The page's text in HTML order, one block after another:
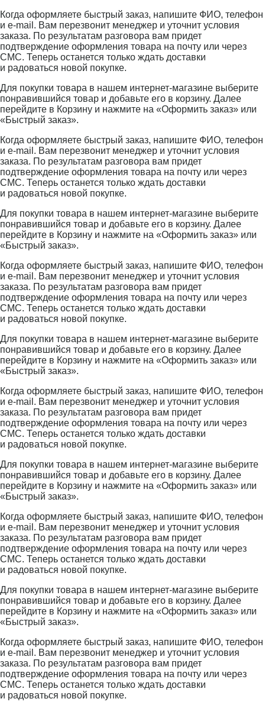
Когда оформляете быстрый заказ, напишите ФИО, телефон
и e-mail. Вам перезвонит менеджер и уточнит условия
заказа. По результатам разговора вам придет
подтверждение оформления товара на почту или через
СМС. Теперь останется только ждать доставки
и радоваться новой покупке.
Для покупки товара в нашем интернет-магазине выберите
понравившийся товар и добавьте его в корзину. Далее
перейдите в Корзину и нажмите на «Оформить заказ» или
«Быстрый заказ».
Когда оформляете быстрый заказ, напишите ФИО, телефон
и e-mail. Вам перезвонит менеджер и уточнит условия
заказа. По результатам разговора вам придет
подтверждение оформления товара на почту или через
СМС. Теперь останется только ждать доставки
и радоваться новой покупке.
Для покупки товара в нашем интернет-магазине выберите
понравившийся товар и добавьте его в корзину. Далее
перейдите в Корзину и нажмите на «Оформить заказ» или
«Быстрый заказ».
Когда оформляете быстрый заказ, напишите ФИО, телефон
и e-mail. Вам перезвонит менеджер и уточнит условия
заказа. По результатам разговора вам придет
подтверждение оформления товара на почту или через
СМС. Теперь останется только ждать доставки
и радоваться новой покупке.
Для покупки товара в нашем интернет-магазине выберите
понравившийся товар и добавьте его в корзину. Далее
перейдите в Корзину и нажмите на «Оформить заказ» или
«Быстрый заказ».
Когда оформляете быстрый заказ, напишите ФИО, телефон
и e-mail. Вам перезвонит менеджер и уточнит условия
заказа. По результатам разговора вам придет
подтверждение оформления товара на почту или через
СМС. Теперь останется только ждать доставки
и радоваться новой покупке.
Для покупки товара в нашем интернет-магазине выберите
понравившийся товар и добавьте его в корзину. Далее
перейдите в Корзину и нажмите на «Оформить заказ» или
«Быстрый заказ».
Когда оформляете быстрый заказ, напишите ФИО, телефон
и e-mail. Вам перезвонит менеджер и уточнит условия
заказа. По результатам разговора вам придет
подтверждение оформления товара на почту или через
СМС. Теперь останется только ждать доставки
и радоваться новой покупке.
Для покупки товара в нашем интернет-магазине выберите
понравившийся товар и добавьте его в корзину. Далее
перейдите в Корзину и нажмите на «Оформить заказ» или
«Быстрый заказ».
Когда оформляете быстрый заказ, напишите ФИО, телефон
и e-mail. Вам перезвонит менеджер и уточнит условия
заказа. По результатам разговора вам придет
подтверждение оформления товара на почту или через
СМС. Теперь останется только ждать доставки
и радоваться новой покупке.